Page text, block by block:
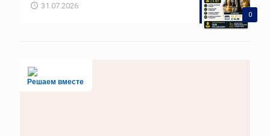
0
31.07.2026
Решаем вместе